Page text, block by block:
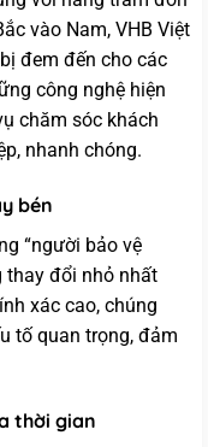
vào Nam, VHB Việt
đem đến cho các
công nghệ hiện
chăm sóc khách
nhanh chóng.
bén
“người bảo vệ
thay đổi nhỏ nhất
xác cao, chúng
tố quan trọng, đảm
thời gian